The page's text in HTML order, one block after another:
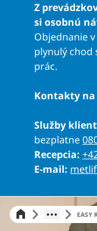
Z
si osobnú
Objednanie
plynulý chod
prác.
Kontakty
Služby
bezplatne
Recepcia:
E-mail:
EASY